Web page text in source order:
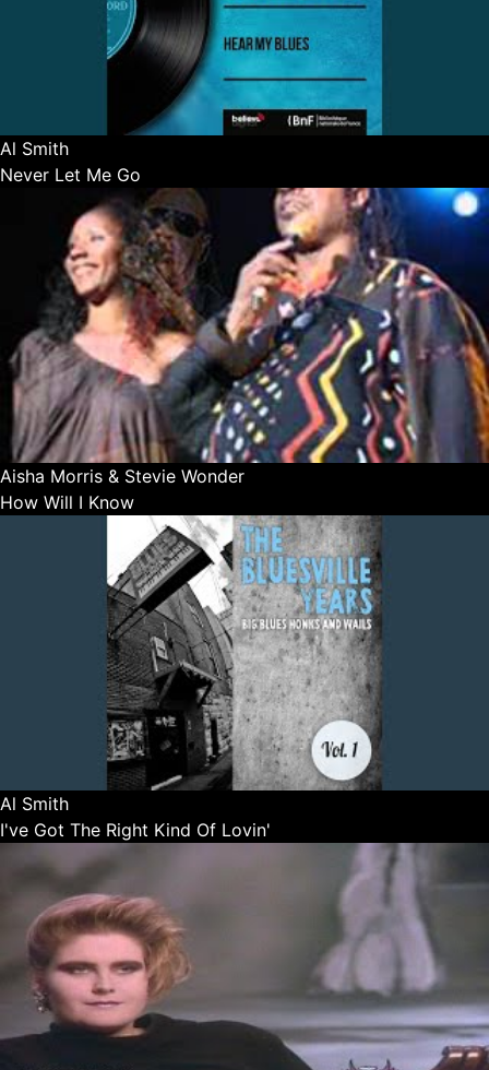
Al Smith
Never Let Me Go
Aisha Morris & Stevie Wonder
How Will I Know
Al Smith
I've Got The Right Kind Of Lovin'